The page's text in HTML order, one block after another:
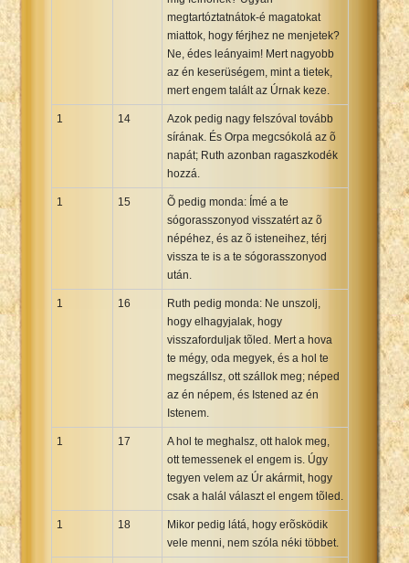
megtartóztatnátok-é magatokat
miattok, hogy férjhez ne menjetek?
Ne, édes leányaim! Mert nagyobb
az én keserüségem, mint a tietek,
mert engem talált az Úrnak keze.
1 14
Azok pedig nagy felszóval tovább
sírának. És Orpa megcsókolá az õ
napát; Ruth azonban ragaszkodék
hozzá.
1 15
Õ pedig monda: Ímé a te
sógorasszonyod visszatért az õ
népéhez, és az õ isteneihez, térj
vissza te is a te sógorasszonyod
után.
1 16
Ruth pedig monda: Ne unszolj,
hogy elhagyjalak, hogy
visszaforduljak tõled. Mert a hova
te mégy, oda megyek, és a hol te
megszállsz, ott szállok meg; néped
az én népem, és Istened az én
Istenem.
1 17
A hol te meghalsz, ott halok meg,
ott temessenek el engem is. Úgy
tegyen velem az Úr akármit, hogy
csak a halál választ el engem tõled.
1 18
Mikor pedig látá, hogy erõsködik
vele menni, nem szóla néki többet.